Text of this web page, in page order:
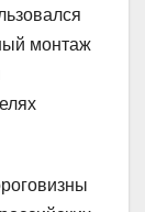
монтаж